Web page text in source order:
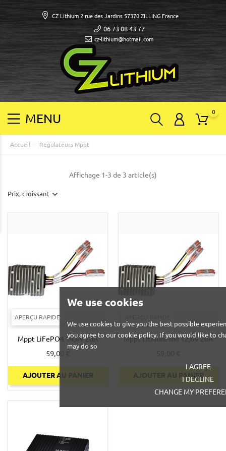
We use cookies
We use cookies to give you the best possible
you agree to our cookie policy. If you would like to
may do so
I AGREE
I DECLINE
CHANGE MY
06 73 08 43 77
cz-lithium@hotmail.com
CZ Lithium 2 rue des Jardins 57370 ZILLING France
0
Accueil Regulateurs Mppt
Prix, croissant
Affichage 1-3 de 3 article(s)
APERÇU RAPIDE
Mppt LiFePO4 14,6V 20A
59,00 €
AJOUTER AU PANIER
Mppt Lithium-Ion 12,6V 20A
AJOUTER AU PANIER